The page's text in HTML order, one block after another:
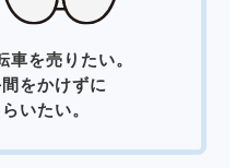
車を売りたい。
をかけずに
いたい。